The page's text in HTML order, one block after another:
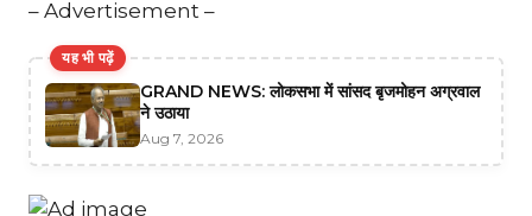
– Advertisement –
यह भी पढ़ें
GRAND NEWS: लोकसभा में सांसद बृजमोहन अग्रवाल
ने उठाया
Aug 7, 2026